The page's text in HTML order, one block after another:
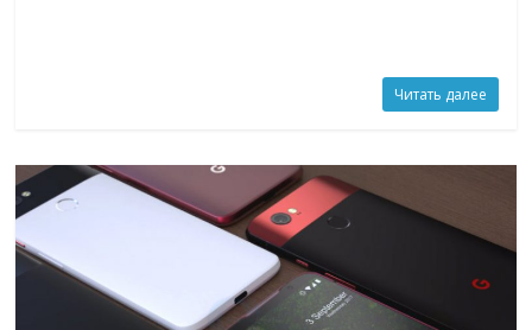
Читать далее